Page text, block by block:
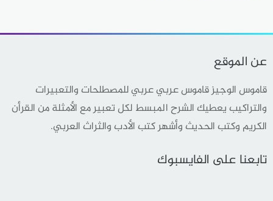
عن الموقع
قاموس الوجيز قاموس عربي عربي للمصطلحات والتعبيرات
والتراكيب يعطيك الشرح المبسط لكل تعبير مع الأمثلة من القرأن
الكريم وكتب الحديث وأشهر كتب الأدب والثراث العربي.
تابعنا على الفايسبوك